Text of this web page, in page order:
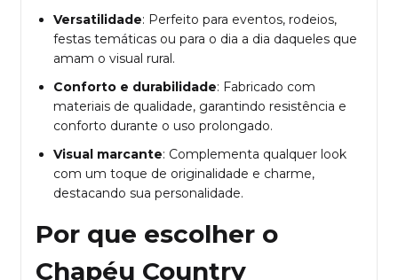
Versatilidade: Perfeito para eventos, rodeios,
festas temáticas ou para o dia a dia daqueles que
amam o visual rural.
Conforto e durabilidade: Fabricado com
materiais de qualidade, garantindo resistência e
conforto durante o uso prolongado.
Visual marcante: Complementa qualquer look
com um toque de originalidade e charme,
destacando sua personalidade.
Por que escolher o
Chapéu Country